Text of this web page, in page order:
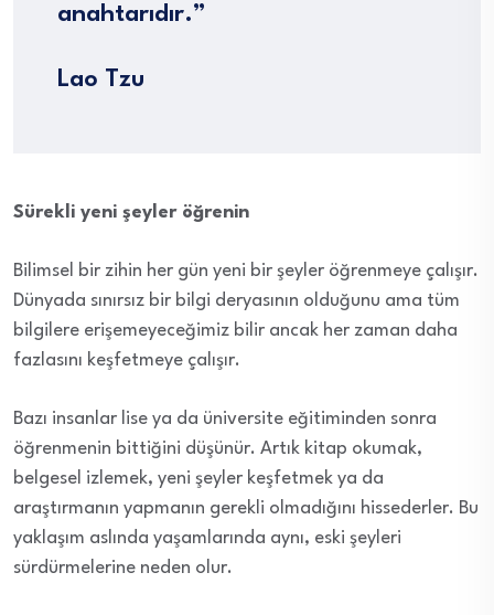
anahtarıdır.”
Lao Tzu
Sürekli yeni şeyler öğrenin
Bilimsel bir zihin her gün yeni bir şeyler öğrenmeye çalışır.
Dünyada sınırsız bir bilgi deryasının olduğunu ama tüm
bilgilere erişemeyeceğimiz bilir ancak her zaman daha
fazlasını keşfetmeye çalışır.
Bazı insanlar lise ya da üniversite eğitiminden sonra
öğrenmenin bittiğini düşünür. Artık kitap okumak,
belgesel izlemek, yeni şeyler keşfetmek ya da
araştırmanın yapmanın gerekli olmadığını hissederler. Bu
yaklaşım aslında yaşamlarında aynı, eski şeyleri
sürdürmelerine neden olur.